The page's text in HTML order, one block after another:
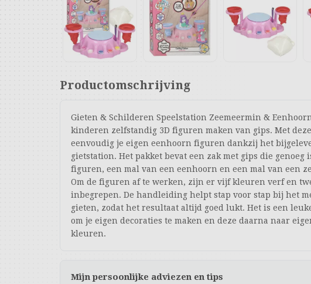
Productomschrijving
Gieten & Schilderen Speelstation Zeemeermin &
kinderen zelfstandig 3D figuren maken van gips. Met
eenvoudig je eigen eenhoorn figuren dankzij het
gietstation. Het pakket bevat een zak met gips die genoeg
figuren, een mal van een eenhoorn en een mal van een
Om de figuren af te werken, zijn er vijf kleuren verf en
inbegrepen. De handleiding helpt stap voor stap bij het
gieten, zodat het resultaat altijd goed lukt. Het is een
om je eigen decoraties te maken en deze daarna naar
kleuren.
Mijn persoonlijke adviezen en tips